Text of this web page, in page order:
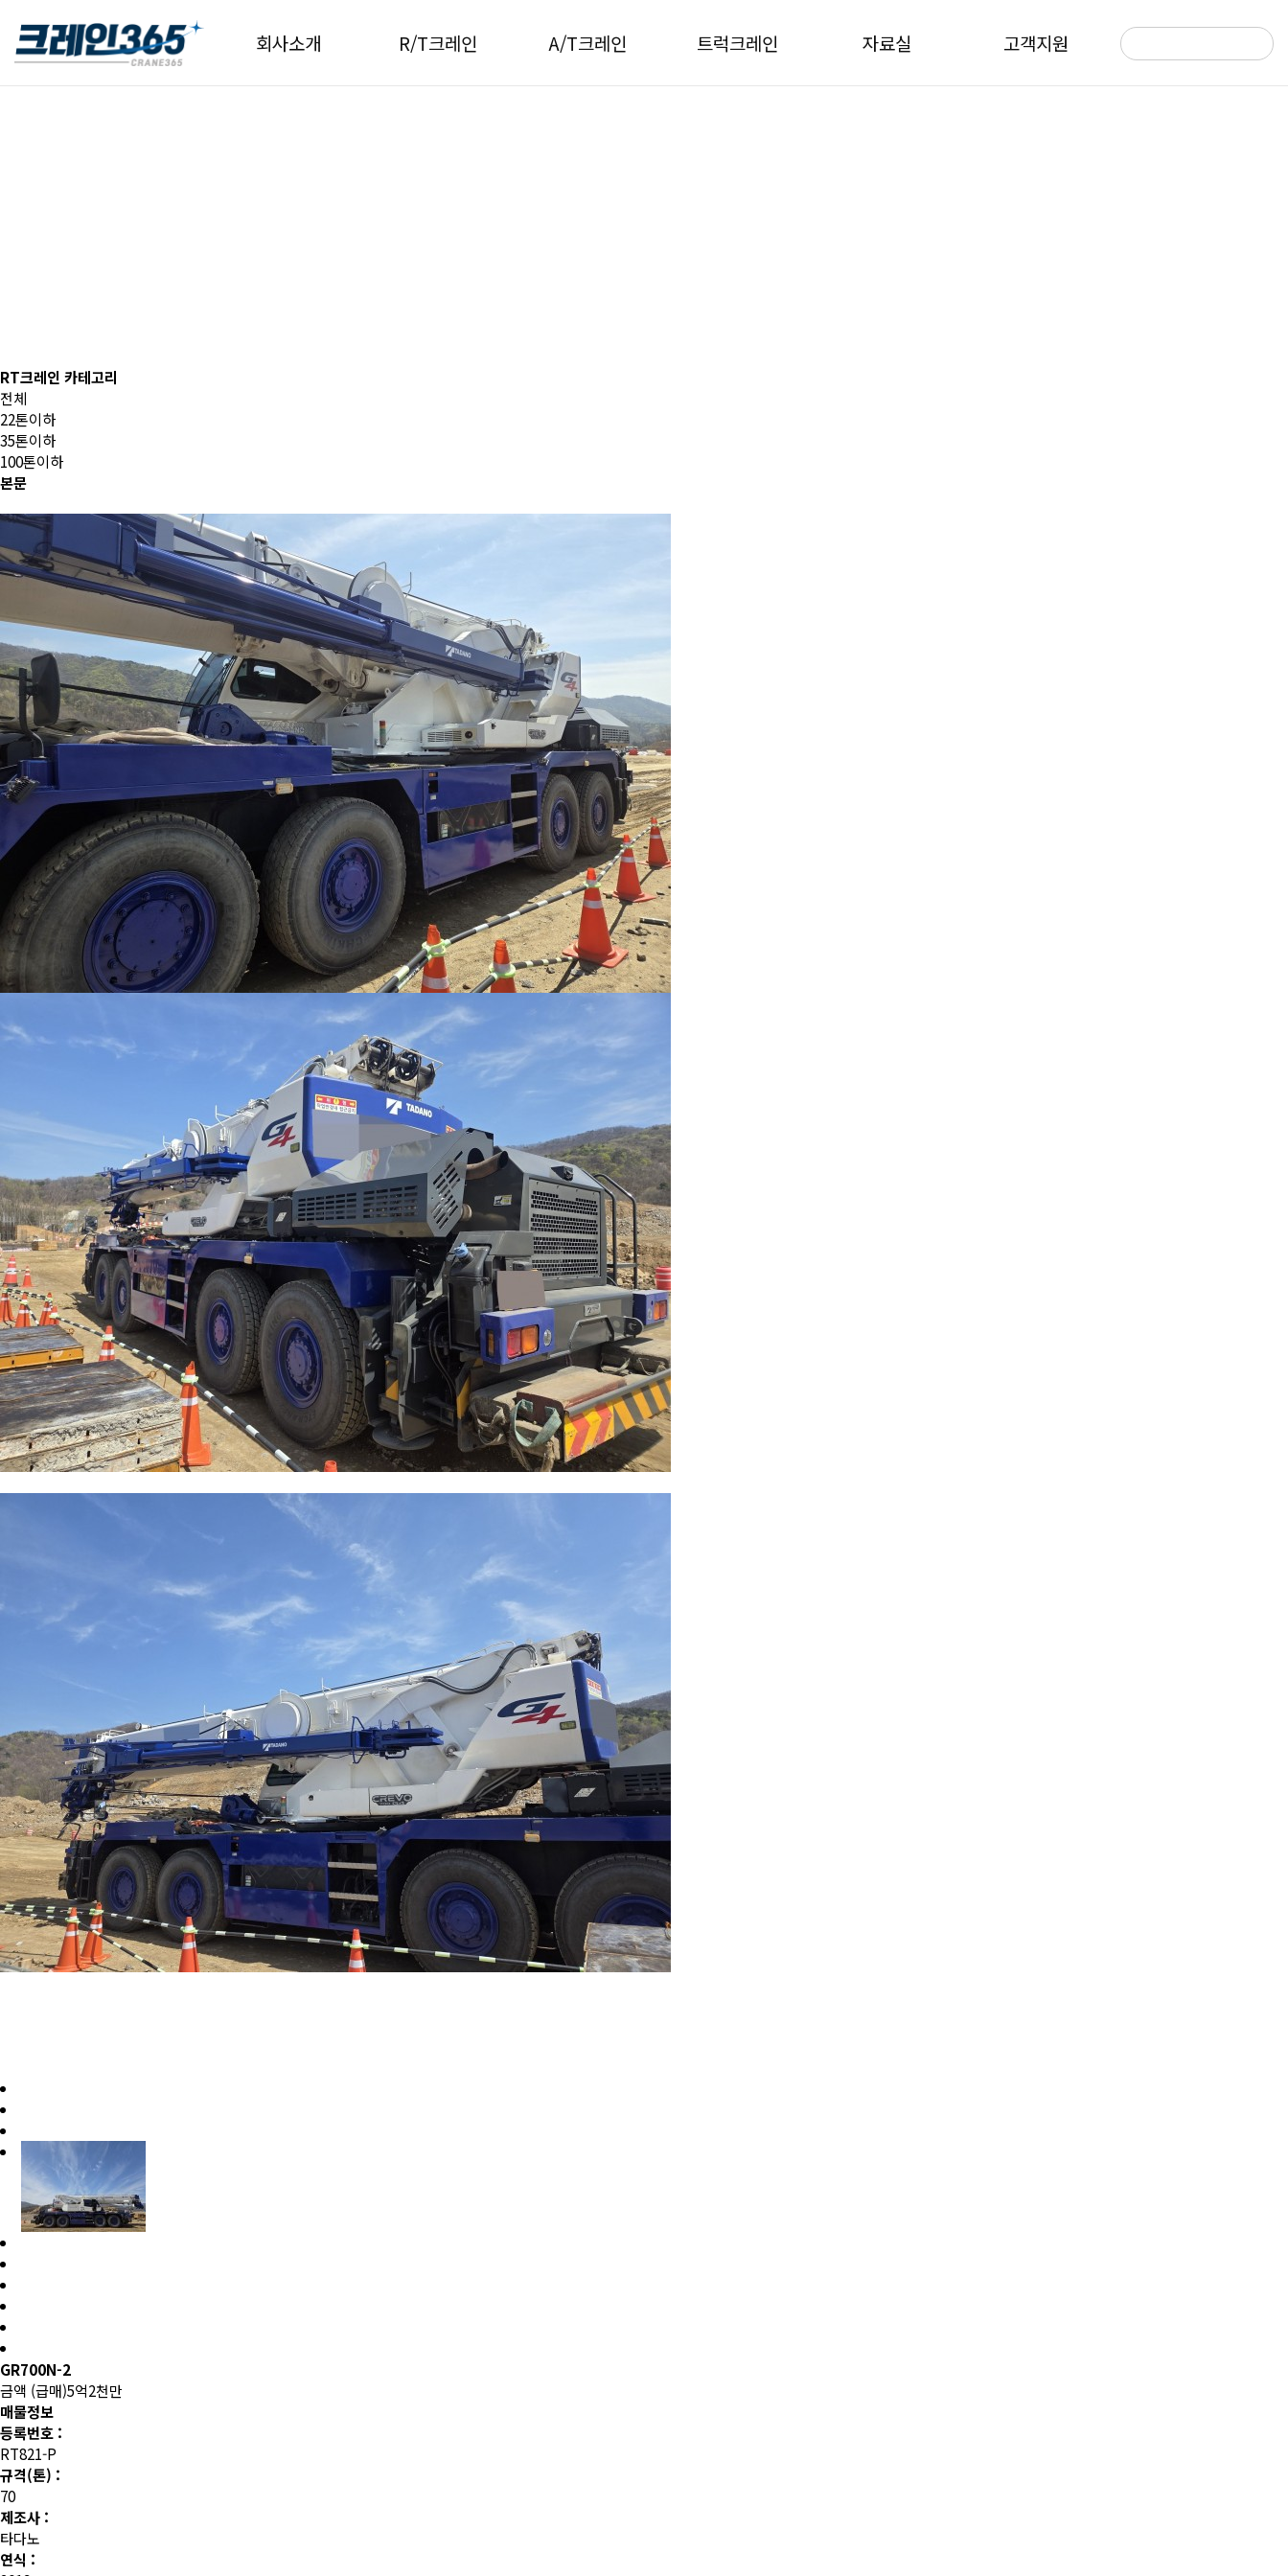
회사소개 R/T크레인 A/T크레인 트럭크레인 자료실 고객지원
RT크레인 카테고리
전체
22톤이하
35톤이하
100톤이하
본문
GR700N-2
금액 (급매)5억2천만
매물정보
등록번호 :
RT821-P
규격(톤) :
70
제조사 :
타다노
연식 :